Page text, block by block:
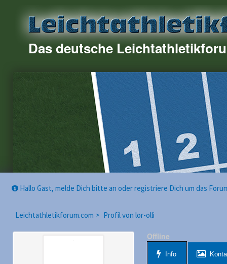
Das deutsche
Hallo Gast, melde Dich bitte an oder registriere Dich um das
Leichtathletikforum.com > Profil von lor-olli
Offline
Info